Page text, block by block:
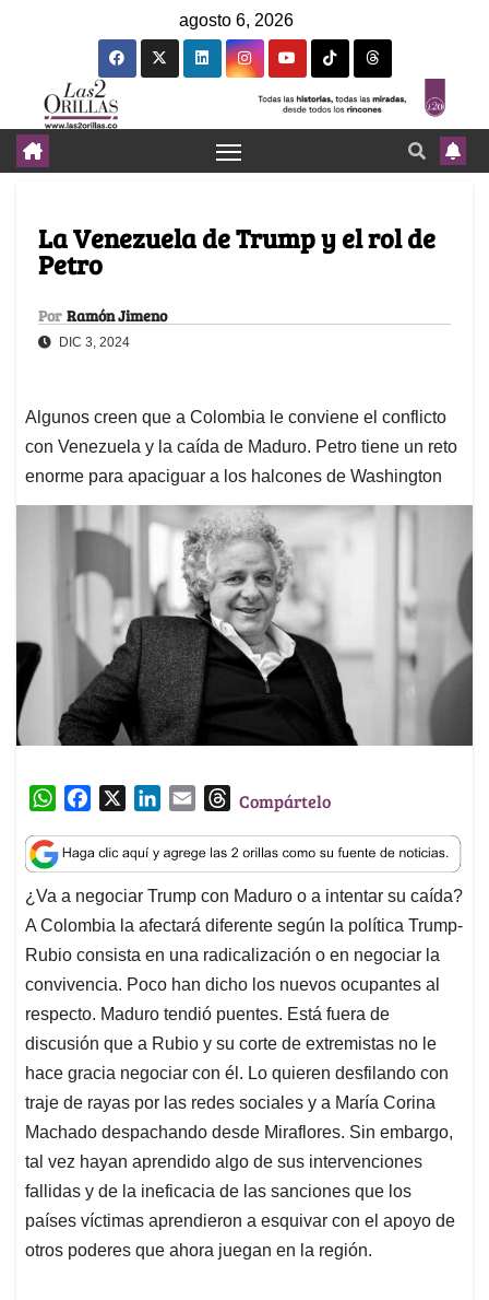
agosto 6, 2026
La Venezuela de Trump y el rol de
Petro
Por Ramón Jimeno
DIC 3, 2024
Algunos creen que a Colombia le conviene el conflicto
con Venezuela y la caída de Maduro. Petro tiene un reto
enorme para apaciguar a los halcones de Washington
W
a
t
s
A
p
p
c
e
b
o
o
k
n
k
e
d
I
n
a
i
l
T
r
e
a
d
s
Compártelo
¿Va a negociar Trump con Maduro o a intentar su caída?
A Colombia la afectará diferente según la política Trump-
Rubio consista en una radicalización o en negociar la
convivencia. Poco han dicho los nuevos ocupantes al
respecto. Maduro tendió puentes. Está fuera de
discusión que a Rubio y su corte de extremistas no le
hace gracia negociar con él. Lo quieren desfilando con
traje de rayas por las redes sociales y a María Corina
Machado despachando desde Miraflores. Sin embargo,
tal vez hayan aprendido algo de sus intervenciones
fallidas y de la ineficacia de las sanciones que los
países víctimas aprendieron a esquivar con el apoyo de
otros poderes que ahora juegan en la región.